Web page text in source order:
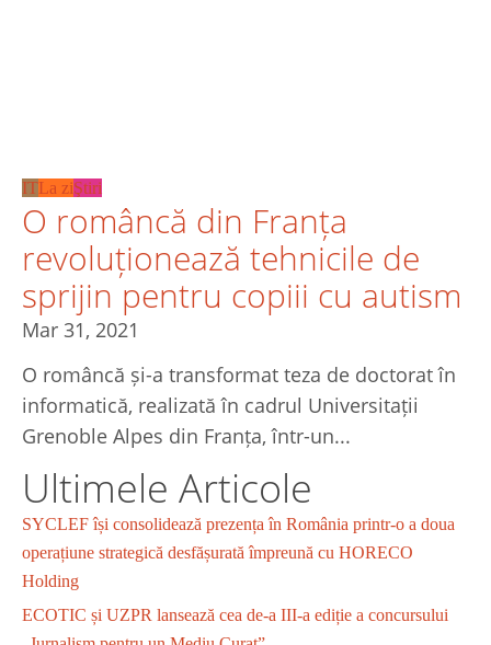
IT La ziŞtiri
O româncă din Franța
revoluționează tehnicile de
sprijin pentru copiii cu autism
Mar 31, 2021
O româncă și-a transformat teza de doctorat în
informatică, realizată în cadrul Universitații
Grenoble Alpes din Franța, într-un...
Ultimele Articole
SYCLEF își consolidează prezența în România printr-o a doua
operațiune strategică desfășurată împreună cu HORECO
Holding
ECOTIC și UZPR lansează cea de-a III-a ediție a concursului